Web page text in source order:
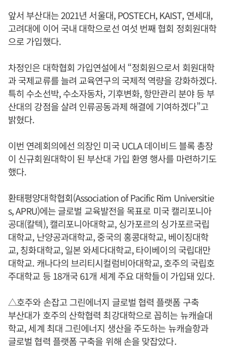
앞서 부산대는 2021년 서울대, POSTECH, KAIST, 연세대,
고려대에 이어 국내 대학으로선 여섯 번째 협회 정회원대학
으로 가입했다.
차정인은 대학협회 가입연설에서 “정회원으로서 회원대학
과 국제교류를 늘려 교육연구의 국제적 역량을 강화하겠다.
특히 수소선박, 수소자동차, 기후변화, 항만관리 분야 등 부
산대의 강점을 살려 인류공동과제 해결에 기여하겠다”고
밝혔다.
이번 연례회의에선 의장인 미국 UCLA 데이비드 블록 총장
이 신규회원대학이 된 부산대 가입 환영 행사를 마련하기도
했다.
환태평양대학협회(Association of Pacific Rim Universitie
s, APRU)에는 글로벌 교육발전을 목표로 미국 캘리포니아
공대(칼텍), 캘리포니아대학교, 싱가포르의 싱가포르국립
대학교, 난양공과대학교, 중국의 홍콩대학교, 베이징대학
교, 칭화대학교, 일본 와세다대학교, 타이베이의 국립대만
대학교. 캐나다의 브리티시컬럼비아대학교, 호주의 국립호
주대학교 등 18개국 61개 세계 주요 대학들이 가입돼 있다.
△호주와 손잡고 그린에너지 글로벌 협력 플랫폼 구축
부산대가 호주의 산학협력 최강대학으로 꼽히는 뉴캐슬대
학교, 세계 최대 그린에너지 생산을 주도하는 뉴캐슬항과
글로벌 협력 플랫폼 구축을 위해 손을 맞잡았다.